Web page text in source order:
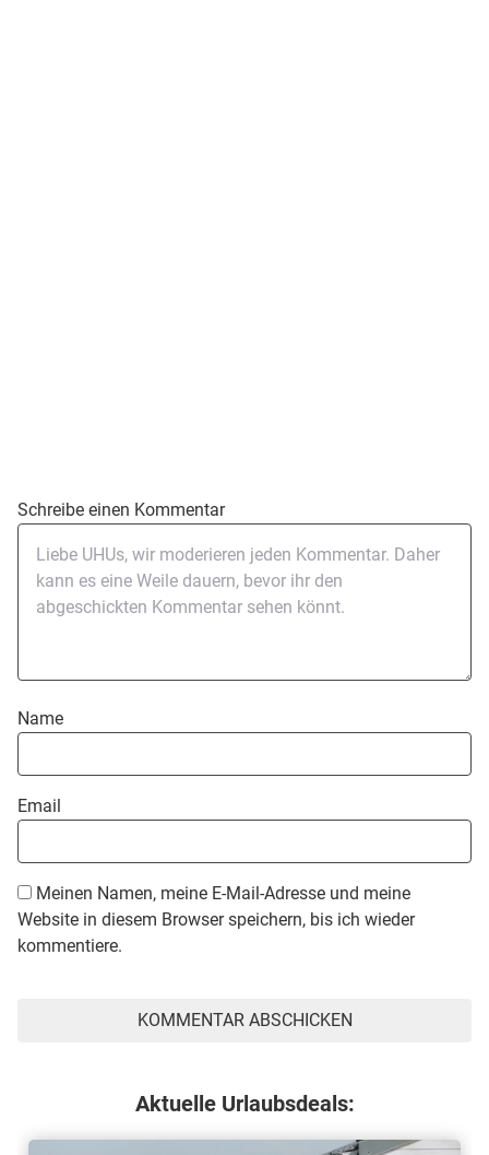
Schreibe einen Kommentar
Name
Email
Meinen Namen, meine E-Mail-Adresse und meine
Website in diesem Browser speichern, bis ich wieder
kommentiere.
Aktuelle Urlaubsdeals: